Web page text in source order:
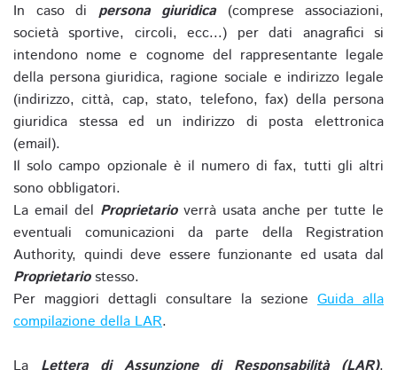
In caso di persona giuridica(comprese associazioni,
società sportive, circoli, ecc...) per dati anagrafici si
intendono nome e cognome del rappresentante legale
della persona giuridica, ragione sociale e indirizzo legale
(indirizzo, città, cap, stato, telefono, fax) della persona
giuridica stessa ed un indirizzo di posta elettronica
(email).
Il solo campo opzionale è il numero di fax, tutti gli altri
sono obbligatori.
La email del Proprietarioverrà usata anche per tutte le
eventuali comunicazioni da parte della Registration
Authority, quindi deve essere funzionante ed usata dal
Proprietariostesso.
Per maggiori dettagli consultare la sezione Guida alla
compilazione della LAR.